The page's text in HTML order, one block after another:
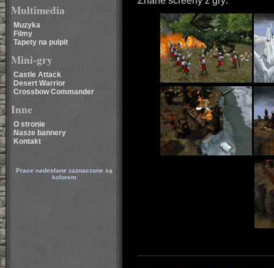
Multimedia
Muzyka
Filmy
Tapety na pulpit
Mini-gry
Castle Attack
Desert Warrior
Crossbow Commander
Inne
O stronie
Nasze bannery
Kontakt
Prace nadesłane zaznaczone są
kolorem